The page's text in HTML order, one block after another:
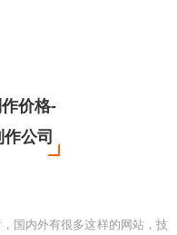
价格-
公司
国内外有很多这样的网站，技